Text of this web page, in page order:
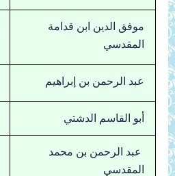
موفق الدين ابن قدامة
المقدسي
عبد الرحمن بن إبراهيم
أبو القاسم الدشتي
عبد الرحمن بن محمد
المقدسي